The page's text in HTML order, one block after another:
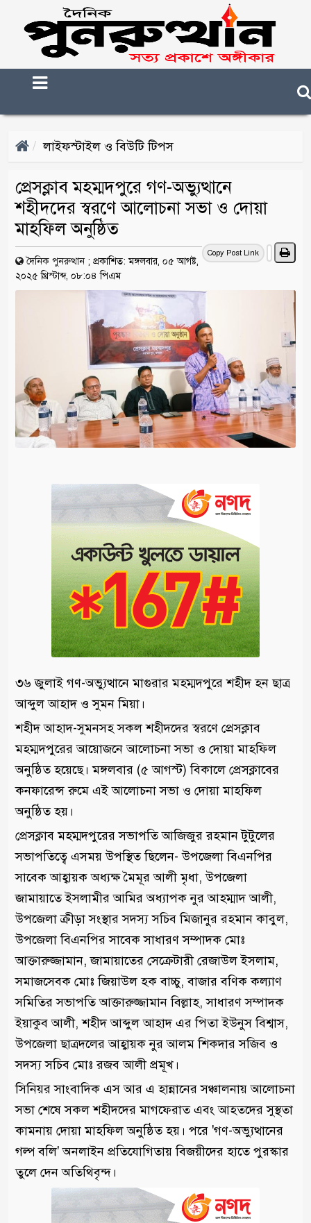
লাইফস্টাইল ও বিউটি টিপস
প্রেসক্লাব মহম্মদপুরে গণ-অভ্যুত্থানে
শহীদদের স্বরণে আলোচনা সভা ও দোয়া
মাহফিল অনুষ্ঠিত
Copy Post Link
দৈনিক পুনরুত্থান ; প্রকাশিত: মঙ্গলবার, ০৫ আগষ্ট,
২০২৫ খ্রিস্টাব্দ, ০৮:০৪ পিএম
৩৬ জুলাই গণ-অভ্যুত্থানে মাগুরার মহম্মদপুরে শহীদ হন ছাত্র
আব্দুল আহাদ ও সুমন মিয়া।
শহীদ আহাদ-সুমনসহ সকল শহীদদের স্বরণে প্রেসক্লাব
মহম্মদপুরের আয়োজনে আলোচনা সভা ও দোয়া মাহফিল
অনুষ্ঠিত হয়েছে। মঙ্গলবার (৫ আগস্ট) বিকালে প্রেসক্লাবের
কনফারেন্স রুমে এই আলোচনা সভা ও দোয়া মাহফিল
অনুষ্ঠিত হয়।
প্রেসক্লাব মহম্মদপুরের সভাপতি আজিজুর রহমান টুটুলের
সভাপতিত্বে এসময় উপস্থিত ছিলেন- উপজেলা বিএনপির
সাবেক আহ্বায়ক অধ্যক্ষ মৈমূর আলী মৃধা, উপজেলা
জামায়াতে ইসলামীর আমির অধ্যাপক নুর আহম্মাদ আলী,
উপজেলা ক্রীড়া সংস্থার সদস্য সচিব মিজানুর রহমান কাবুল,
উপজেলা বিএনপির সাবেক সাধারণ সম্পাদক মোঃ
আক্তারুজ্জামান, জামায়াতের সেক্রেটারী রেজাউল ইসলাম,
সমাজসেবক মোঃ জিয়াউল হক বাচ্চু, বাজার বণিক কল্যাণ
সমিতির সভাপতি আক্তারুজ্জামান বিল্লাহ, সাধারণ সম্পাদক
ইয়াকুব আলী, শহীদ আব্দুল আহাদ এর পিতা ইউনুস বিশ্বাস,
উপজেলা ছাত্রদলের আহ্বায়ক নুর আলম শিকদার সজিব ও
সদস্য সচিব মোঃ রজব আলী প্রমূখ।
সিনিয়র সাংবাদিক এস আর এ হান্নানের সঞ্চালনায় আলোচনা
সভা শেষে সকল শহীদদের মাগফেরাত এবং আহতদের সুস্থতা
কামনায় দোয়া মাহফিল অনুষ্ঠিত হয়। পরে 'গণ-অভ্যুত্থানের
গল্প বলি' অনলাইন প্রতিযোগিতায় বিজয়ীদের হাতে পুরস্কার
তুলে দেন অতিথিবৃন্দ।